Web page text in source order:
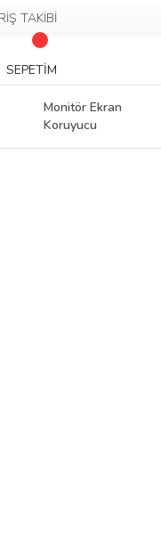
TAKİBİ
SEPETİM
Monitör Ekran
Koruyucu